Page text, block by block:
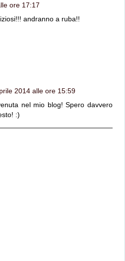
ore 17:17
andranno a ruba!!
2014 alle ore 15:59
nel mio blog! Spero davvero
:)